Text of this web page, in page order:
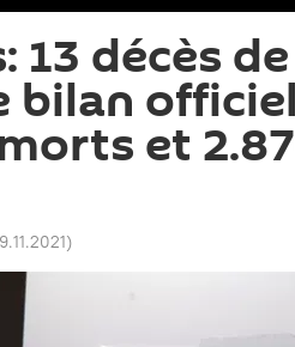
13 décès
bilan officiel
et
)